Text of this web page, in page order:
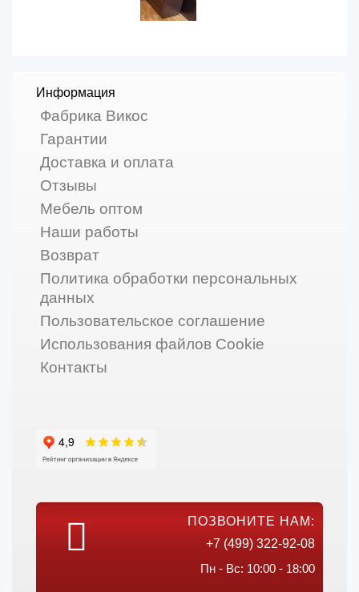
Информация
Фабрика Викос
Гарантии
Доставка и оплата
Отзывы
Мебель оптом
Наши работы
Возврат
Политика обработки персональных
данных
Пользовательское соглашение
Использования файлов Cookie
Контакты
ПОЗВОНИТЕ НАМ:
+7 (499) 322-92-08
Пн - Вс: 10:00 - 18:00